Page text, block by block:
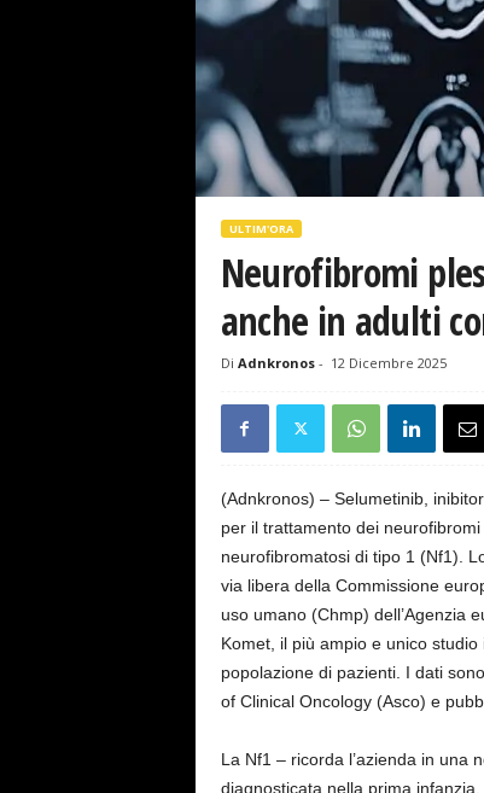
ULTIM'ORA
Neurofibromi
anche in adulti
Di Adnkronos- 12 Dicembre 2025
(Adnkronos) – Selumetinib,
per il trattamento dei
neurofibromatosi di tipo 1 (Nf1).
via libera della Commissione
uso umano (Chmp) dell’Agenzia
Komet, il più ampio e unico
popolazione di pazienti. I dati
of Clinical Oncology (Asco) e
La Nf1 – ricorda l’azienda in una
diagnosticata nella prima